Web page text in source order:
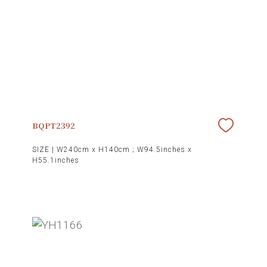
BQPT2392
SIZE | W240cm x H140cm ; W94.5inches x
H55.1inches